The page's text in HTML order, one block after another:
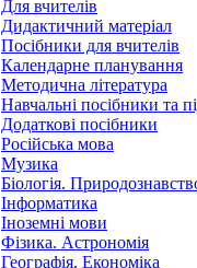
Для вчителів
Дидактичний матеріал
Посібники для вчителів
Календарне планування
Методична література
Навчальні посібники та
Додаткові посібники
Російська мова
Музика
Біологія.
Інформатика
Іноземні мови
Фізика. Астрономія
Географія. Економіка